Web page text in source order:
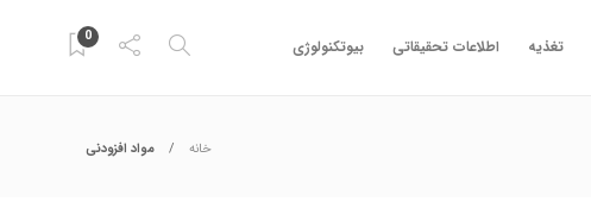
تغذیه اطلاعات تحقیقاتی بیوتکنولوژی 0
خانه مواد افزودنی